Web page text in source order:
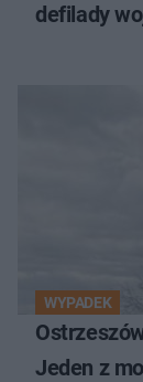
defilady
WYPADEK
Jeden z